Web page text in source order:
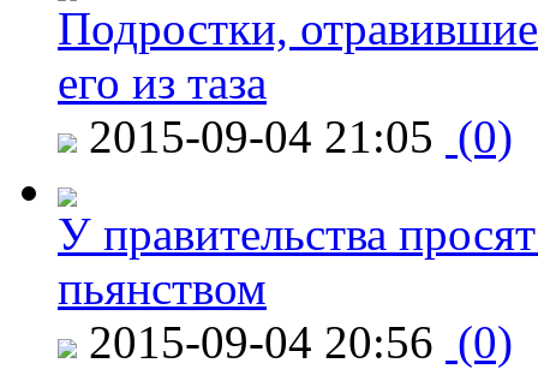
Подростки,
его из таза
2015-09-04 21:05 (0)
У правительства
пьянством
2015-09-04 20:56 (0)